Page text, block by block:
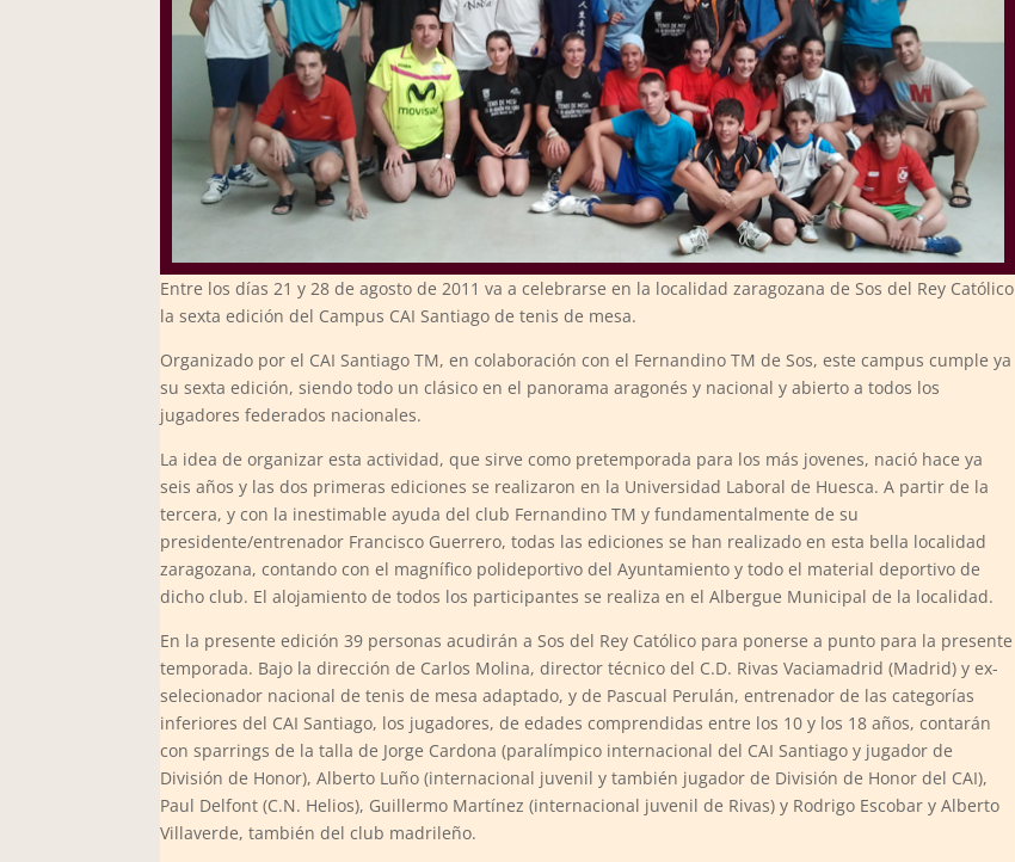
Entre los días 21 y 28 de agosto de 2011 va a celebrarse en la localidad zaragozana de Sos del Rey Católico
la sexta edición del Campus CAI Santiago de tenis de mesa.
Organizado por el CAI Santiago TM, en colaboración con el Fernandino TM de Sos, este campus cumple ya
su sexta edición, siendo todo un clásico en el panorama aragonés y nacional y abierto a todos los
jugadores federados nacionales.
La idea de organizar esta actividad, que sirve como pretemporada para los más jovenes, nació hace ya
seis años y las dos primeras ediciones se realizaron en la Universidad Laboral de Huesca. A partir de la
tercera, y con la inestimable ayuda del club Fernandino TM y fundamentalmente de su
presidente/entrenador Francisco Guerrero, todas las ediciones se han realizado en esta bella localidad
zaragozana, contando con el magnífico polideportivo del Ayuntamiento y todo el material deportivo de
dicho club. El alojamiento de todos los participantes se realiza en el Albergue Municipal de la localidad.
En la presente edición 39 personas acudirán a Sos del Rey Católico para ponerse a punto para la presente
temporada. Bajo la dirección de Carlos Molina, director técnico del C.D. Rivas Vaciamadrid (Madrid) y ex-
selecionador nacional de tenis de mesa adaptado, y de Pascual Perulán, entrenador de las categorías
inferiores del CAI Santiago, los jugadores, de edades comprendidas entre los 10 y los 18 años, contarán
con sparrings de la talla de Jorge Cardona (paralímpico internacional del CAI Santiago y jugador de
División de Honor), Alberto Luño (internacional juvenil y también jugador de División de Honor del CAI),
Paul Delfont (C.N. Helios), Guillermo Martínez (internacional juvenil de Rivas) y Rodrigo Escobar y Alberto
Villaverde, también del club madrileño.